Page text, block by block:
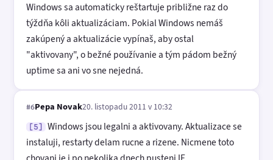
Windows sa automaticky reštartuje približne raz do
týždňa kôli aktualizáciam. Pokial Windows nemáš
zakúpený a aktualizácie vypínaš, aby ostal
"aktivovany", o bežné používanie a tým pádom bežný
uptime sa ani vo sne nejedná.
#6Pepa Novak20. listopadu 2011 v 10:32
[5]
Windows jsou legalni a aktivovany. Aktualizace se
instaluji, restarty delam rucne a rizene. Nicmene toto